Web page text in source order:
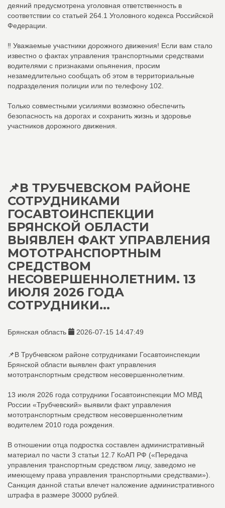
деяний предусмотрена уголовная ответственность в
соответствии со статьей 264.1 Уголовного кодекса Российской
Федерации.
‼️ Уважаемые участники дорожного движения! Если вам стало
известно о фактах управления транспортными средствами
водителями с признаками опьянения, просим
незамедлительно сообщать об этом в территориальные
подразделения полиции или по телефону 102.
Только совместными усилиями возможно обеспечить
безопасность на дорогах и сохранить жизнь и здоровье
участников дорожного движения.
📌В ТРУБЧЕВСКОМ РАЙОНЕ
СОТРУДНИКАМИ
ГОСАВТОИНСПЕКЦИИ
БРЯНСКОЙ ОБЛАСТИ
ВЫЯВЛЕН ФАКТ УПРАВЛЕНИЯ
МОТОТРАНСПОРТНЫМ
СРЕДСТВОМ
НЕСОВЕРШЕННОЛЕТНИМ. 13
ИЮЛЯ 2026 ГОДА
СОТРУДНИКИ...
Брянская область 2026-07-15 14:47:49
📌В Трубчевском районе сотрудниками Госавтоинспекции
Брянской области выявлен факт управления
мототранспортным средством несовершеннолетним.
13 июля 2026 года сотрудники Госавтоинспекции МО МВД
России «Трубчевский» выявили факт управления
мототранспортным средством несовершеннолетним
водителем 2010 года рождения.
В отношении отца подростка составлен административный
материал по части 3 статьи 12.7 КоАП РФ («Передача
управления транспортным средством лицу, заведомо не
имеющему права управления транспортными средствами»).
Санкция данной статьи влечет наложение административного
штрафа в размере 30000 рублей.